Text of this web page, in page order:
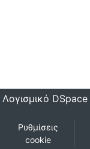
Λογισμικό DSpace
Ρυθμίσεις
cookie